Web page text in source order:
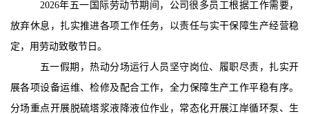
供热投诉
党建工作
民主管理
规章制度
联系方式
荣誉奖状
2026年五一国际劳动节期间，公司很多员工根据工作需要，
放弃休息，扎实推进各项工作任务，以责任与实干保障生产经营稳
定，用劳动致敬节日。
五一假期，热动分场运行人员坚守岗位、履职尽责，扎实开
展各项设备运维、检修及配合工作，全力保障生产工作平稳有序。
分场重点开展脱硫塔浆液降液位作业，常态化开展江岸循环泵、生